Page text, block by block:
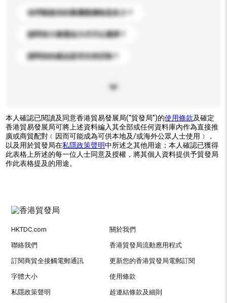
你們能提供的最優惠價格是多少？
請問有什麼運送方式可以選擇？
請問你的產品是否支持定制？
本人確認已閱讀及同意香港貿易發展局(“貿發局”)的使用條款及確定
香港貿易發展局可將上述資料編入其全部或任何資料庫內作為直接推
廣或商貿配對﹝因而可能成為可供本地及/或海外公眾人士使用﹞，
以及用於貿發局在私隱政策聲明中所述之其他用途；本人確認已獲得
此表格上所述的每一位人士同意及授權，將其個人資料提供予貿發局
作此表格提及的用途。
HKTDC.com 關於我們
聯絡我們 香港貿發局流動應用程式
訂閱商貿全接觸電郵通訊 更新您的香港貿發局電郵訂閱
字體大小 使用條款
私隱政策聲明 超連結條款及細則